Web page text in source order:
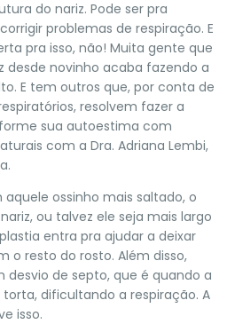
do nariz. Pode ser pra
problemas de respiração. E
pra isso, não! Muita gente que
desde novinho acaba fazendo a
E tem outros que, por conta de
resolvem fazer a
sua autoestima com
com a Dra. Adriana Lembi,
ossinho mais saltado, o
ou talvez ele seja mais largo
entra pra ajudar a deixar
o resto do rosto. Além disso,
de septo, que é quando a
torta, dificultando a respiração. A
isso.